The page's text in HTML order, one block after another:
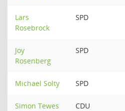
Lars
Rosebrock
SPD
Joy
Rosenberg
SPD
Michael Solty SPD
Simon Tewes CDU